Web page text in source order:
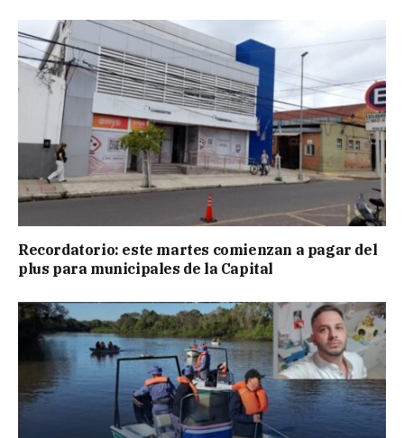
Recordatorio: este martes comienzan a pagar del
plus para municipales de la Capital